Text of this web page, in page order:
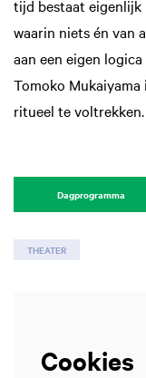
tijd bestaat
waarin niets én van
aan een eigen
Tomoko
ritueel te voltrekken.
Dagprogramma
THEATER
Cookies